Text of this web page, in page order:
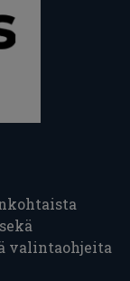
valintaohjeita